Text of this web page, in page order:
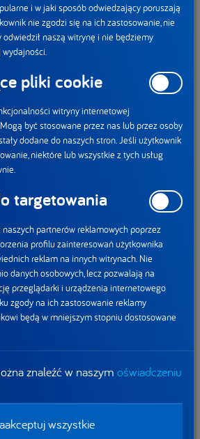
Po dotrzymaniu słowa
danego na szczycie
klimatycznym COP24,
grupa spółek DANONE
odważne zobowiązania
i w jaki sposób odwiedzający poruszają
nie zgodzi się na ich zastosowanie, nie
naszą witrynę i nie będziemy
pliki cookie
witryny internetowej
być stosowane przez nas lub przez osoby
dodane do naszych stron. Jeśli użytkownik
niektóre lub wszystkie z tych usług
targetowania
partnerów reklamowych poprzez
profilu zainteresowań użytkownika
reklam na innych witrynach. Nie
danych osobowych, lecz pozwalają na
przeglądarki i urządzenia internetowego
zgody na ich zastosowanie reklamy
będą w mniejszym stopniu dostosowane
znaleźć w naszym oświadczeniu
wszystkie